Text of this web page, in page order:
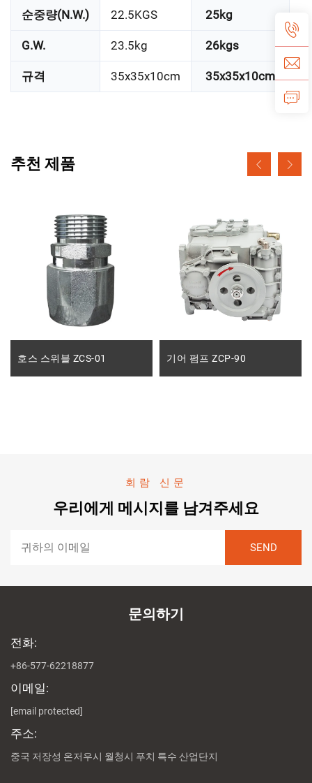
순중량(N.W.) 22.5KGS 25kg
G.W. 23.5kg 26kgs
규격 35x35x10cm 35x35x10cm
추천 제품
호스 스위블 ZCS-01 기어 펌프 ZCP-90
회람 신문
우리에게 메시지를 남겨주세요
문의하기
전화:
+86-577-62218877
이메일:
[email protected]
주소:
중국 저장성 온저우시 월청시 푸치 특수 산업단지